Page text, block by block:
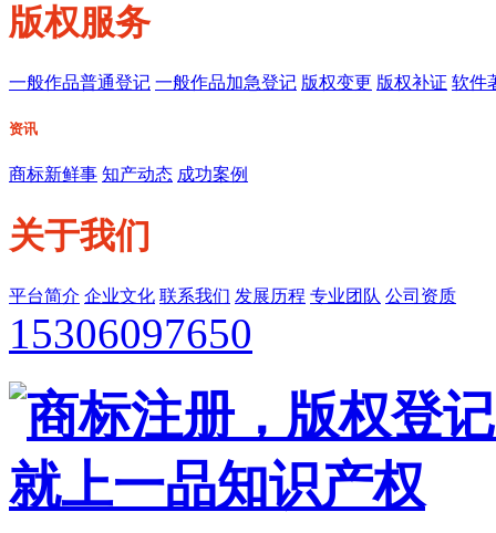
版权服务
一般作品普通登记 一般作品加急登记 版权变更 版权补证 软件
资讯
商标新鲜事 知产动态 成功案例
关于我们
平台简介 企业文化 联系我们 发展历程 专业团队 公司资质
15306097650